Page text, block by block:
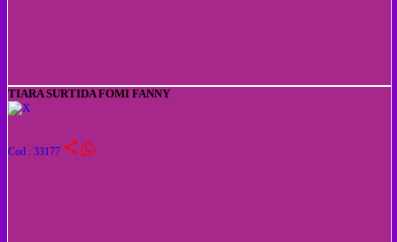
TIARA SURTIDA FOMI FANNY
Cod : 33177 share